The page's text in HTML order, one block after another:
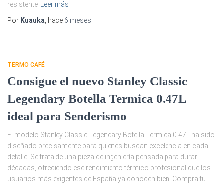
resistente Leer más
Por Kuauka, hace 6 meses
TERMO CAFÉ
Consigue el nuevo Stanley Classic
Legendary Botella Termica 0.47L
ideal para Senderismo
El modelo Stanley Classic Legendary Botella Termica 0.47L ha sido
diseñado precisamente para quienes buscan excelencia en cada
detalle. Se trata de una pieza de ingeniería pensada para durar
décadas, ofreciendo ese rendimiento térmico profesional que los
usuarios más exigentes de España ya conocen bien. Compra tu